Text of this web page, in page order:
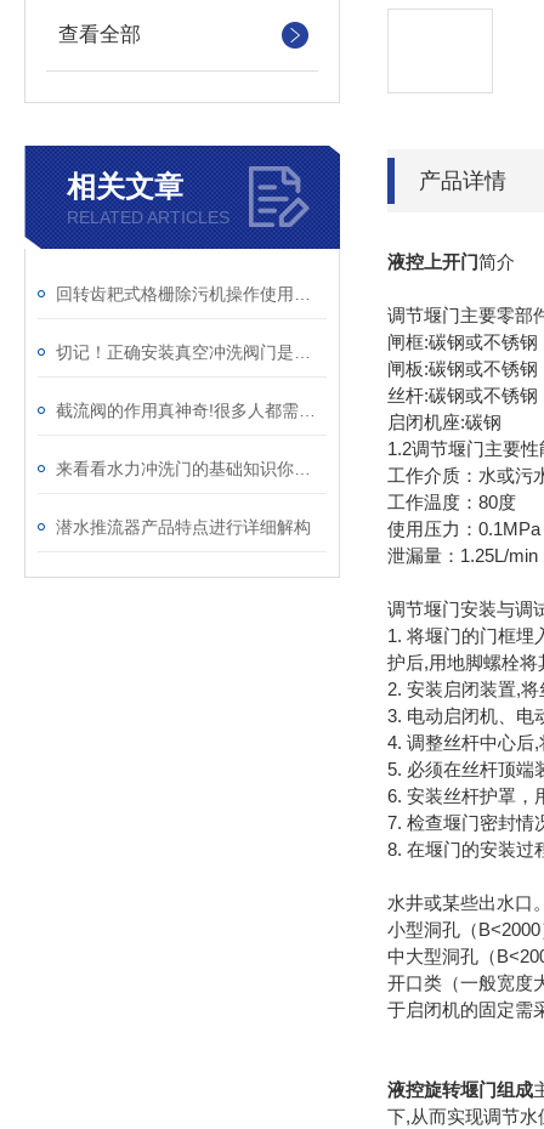
查看全部
相关文章
RELATED ARTICLES
潜水推流器产品特点进行详细解构
产品详情
液控上开门简介
调节堰门主要零部
闸框:碳钢或不锈钢
闸板:碳钢或不锈钢
丝杆:碳钢或不锈钢
启闭机座:碳钢
1.2调节堰门主要性
工作介质：水或污
工作温度：80度
使用压力：0.1MPa
泄漏量：1.25L/min
调节堰门安装与调
1. 将堰门的门框埋
护后,用地脚螺栓将
2. 安装启闭装置,
3. 电动启闭机、电
4. 调整丝杆中心后
5. 必须在丝杆顶端
6. 安装丝杆护罩，
7. 检查堰门密封情
8. 在堰门的安装过
水井或某些出水口
小型洞孔（
中大型洞孔（
开口类（一般宽度
于启闭机的固定需
液控旋转堰门组成
下,从而实现调节水